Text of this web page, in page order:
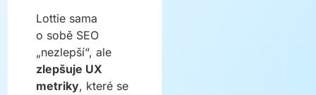
Lottie sama
o sobě SEO
„nezlepší“, ale
zlepšuje UX
metriky, které se